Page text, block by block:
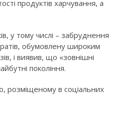
продуктів харчування, а
у тому числі – забруднення
обумовлену широким
і виявив, що «зовнішні
покоління.
розміщеному в соціальних